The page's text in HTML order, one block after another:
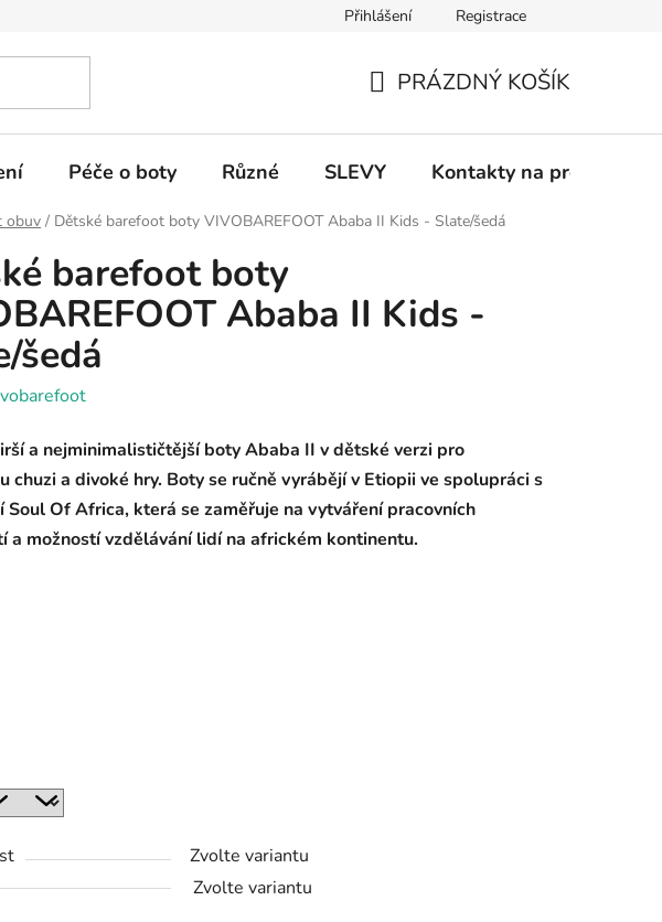
Informace k on-line platbám Odstoupení od
Přihlášení Registrace
KOŠÍK
PRÁZDNÝ KOŠÍK
Péče o boty Různé SLEVY Kontakty na prodejny
obuv / Dětské barefoot boty VIVOBAREFOOT Ababa II Kids - Slate/šedá
barefoot boty
Ababa II Kids -
šedá
a nejminimalističtější boty Ababa II v dětské verzi pro
chuzi a divoké hry. Boty se ručně vyrábějí v Etiopii ve spolupráci s
Soul Of Africa, která se zaměřuje na vytváření pracovních
a možností vzdělávání lidí na africkém kontinentu.
Zvolte variantu
Zvolte variantu